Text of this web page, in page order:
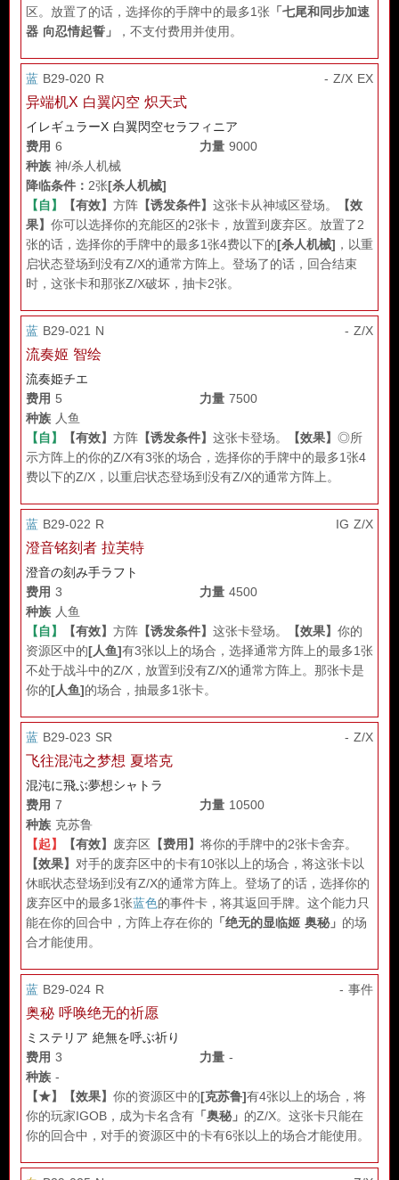
区。放置了的话，选择你的手牌中的最多1张 「七尾和同步加速
器 向忍情起誓」
，不支付费用并使用。
蓝 B29-020 R - Z/X EX
异端机X 白翼闪空 炽天式
イレギュラーX 白翼閃空セラフィニア
费用 6 力量 9000
种族 神/杀人机械
降临条件： 2张[杀人机械]
【自】
【有效】 方阵 【诱发条件】 这张卡从神域区登场。
【效
果】 你可以选择你的充能区的2张卡，放置到废弃区。放置了2
张的话，选择你的手牌中的最多1张4费以下的[杀人机械] ，以重
启状态登场到没有Z/X的通常方阵上。登场了的话，回合结束
时，这张卡和那张Z/X破坏，抽卡2张。
蓝 B29-021 N - Z/X
流奏姬 智绘
流奏姫チエ
费用 5 力量 7500
种族 人鱼
【自】
【有效】 方阵 【诱发条件】 这张卡登场。 【效果】 ◎所
示方阵上的你的Z/X有3张的场合，选择你的手牌中的最多1张4
费以下的Z/X，以重启状态登场到没有Z/X的通常方阵上。
蓝 B29-022 R IG Z/X
澄音铭刻者 拉芙特
澄音の刻み手ラフト
费用 3 力量 4500
种族 人鱼
【自】
【有效】 方阵 【诱发条件】 这张卡登场。 【效果】 你的
资源区中的[人鱼]有3张以上的场合，选择通常方阵上的最多1张
不处于战斗中的Z/X，放置到没有Z/X的通常方阵上。那张卡是
你的[人鱼]的场合，抽最多1张卡。
蓝 B29-023 SR - Z/X
飞往混沌之梦想 夏塔克
混沌に飛ぶ夢想シャトラ
费用 7 力量 10500
种族 克苏鲁
【起】
【有效】 废弃区 【费用】 将你的手牌中的2张卡舍弃。
【效果】 对手的废弃区中的卡有10张以上的场合，将这张卡以
休眠状态登场到没有Z/X的通常方阵上。登场了的话，选择你的
废弃区中的最多1张蓝色的事件卡，将其返回手牌。这个能力只
能在你的回合中，方阵上存在你的 「绝无的显临姬 奥秘」 的场
合才能使用。
蓝 B29-024 R - 事件
奥秘 呼唤绝无的祈愿
ミステリア 絶無を呼ぶ祈り
费用 3 力量 -
种族 -
【★】
【效果】 你的资源区中的[克苏鲁]有4张以上的场合，将
你的玩家IGOB，成为卡名含有 「奥秘」 的Z/X。这张卡只能在
你的回合中，对手的资源区中的卡有6张以上的场合才能使用。